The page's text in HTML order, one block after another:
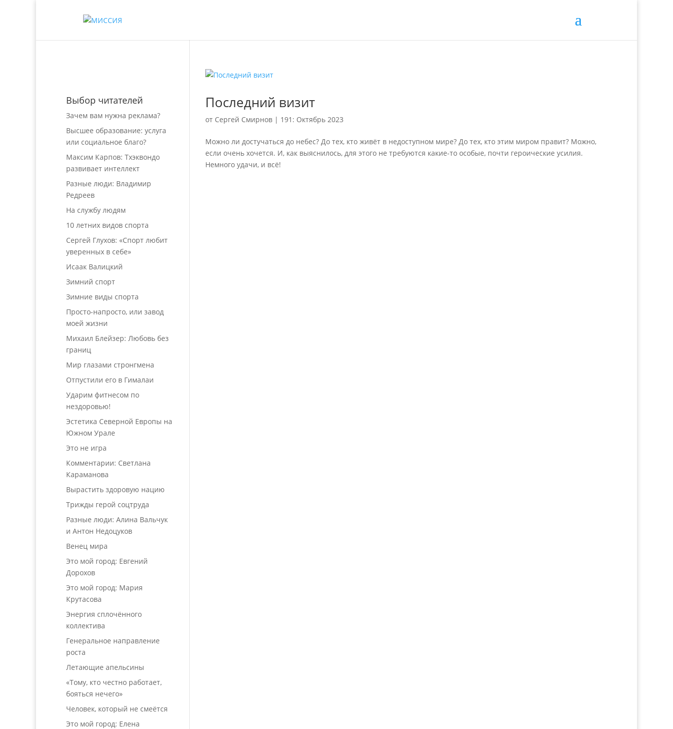
Последний визит
от Сергей Смирнов | 191: Октябрь 2023
Можно ли достучаться до небес? До тех, кто живёт в недоступном мире? До тех, кто этим миром правит? Можно,
если очень хочется. И, как выяснилось, для этого не требуются какие-то особые, почти героические усилия.
Немного удачи, и всё!
Выбор читателей
Зачем вам нужна реклама?
Высшее образование: услуга
или социальное благо?
Максим Карпов: Тхэквондо
развивает интеллект
Разные люди: Владимир
Редреев
На службу людям
10 летних видов спорта
Сергей Глухов: «Спорт любит
уверенных в себе»
Исаак Валицкий
Зимний спорт
Зимние виды спорта
Просто-напросто, или завод
моей жизни
Михаил Блейзер: Любовь без
границ
Мир глазами стронгмена
Отпустили его в Гималаи
Ударим фитнесом по
нездоровью!
Эстетика Северной Европы на
Южном Урале
Это не игра
Комментарии: Светлана
Караманова
Вырастить здоровую нацию
Трижды герой соцтруда
Разные люди: Алина Вальчук
и Антон Недоцуков
Венец мира
Это мой город: Евгений
Дорохов
Это мой город: Мария
Крутасова
Энергия сплочённого
коллектива
Генеральное направление
роста
Летающие апельсины
«Тому, кто честно работает,
бояться нечего»
Человек, который не смеётся
Это мой город: Елена